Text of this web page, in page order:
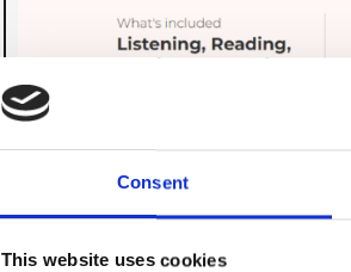
Consent
This website uses cookies
Kliknij Book slot aby kontynuować